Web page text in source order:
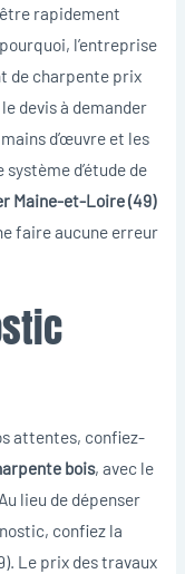
rapidement
l’entreprise
de charpente prix
devis à demander
d’œuvre et les
d’étude de
Maine-et-Loire (49)
faire aucune erreur
attentes, confiez-
bois, avec le
lieu de dépenser
confiez la
Le prix des travaux